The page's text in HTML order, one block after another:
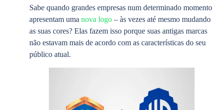
Sabe quando grandes empresas num determinado momento
apresentam uma nova logo – às vezes até mesmo mudando
as suas cores? Elas fazem isso porque suas antigas marcas
não estavam mais de acordo com as características do seu
público atual.